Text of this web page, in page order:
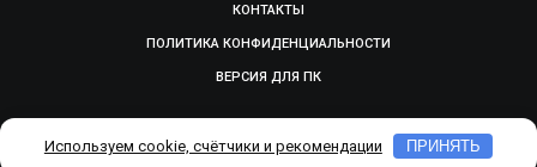
КОНТАКТЫ
ПОЛИТИКА КОНФИДЕНЦИАЛЬНОСТИ
ВЕРСИЯ ДЛЯ ПК
© 2009-2026, SMOLGAZETA.RU. СДЕЛАНО ВADEPTUM
Используем cookie, счётчики и рекомендации ПРИНЯТЬ